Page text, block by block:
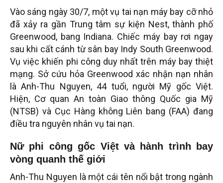
Vào sáng ngày 30/7, một vụ tai nạn máy bay cỡ nhỏ
đã xảy ra gần Trung tâm sự kiện Nest, thành phố
Greenwood, bang Indiana. Chiếc máy bay rơi ngay
sau khi cất cánh từ sân bay Indy South Greenwood.
Vụ việc khiến phi công duy nhất trên máy bay thiệt
mạng. Sở cứu hỏa Greenwood xác nhận nạn nhân
là Anh-Thu Nguyen, 44 tuổi, người Mỹ gốc Việt.
Hiện, Cơ quan An toàn Giao thông Quốc gia Mỹ
(NTSB) và Cục Hàng không Liên bang (FAA) đang
điều tra nguyên nhân vụ tai nạn.
Nữ phi công gốc Việt và hành trình bay
vòng quanh thế giới
Anh-Thu Nguyen là một cái tên nổi bật trong ngành